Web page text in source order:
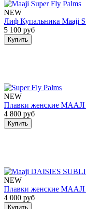
NEW
Лиф Купальника Maaji
5 100 руб
Купить
NEW
Плавки женские MAAJI
4 800 руб
Купить
NEW
Плавки женские MAAJI
4 000 руб
Купить